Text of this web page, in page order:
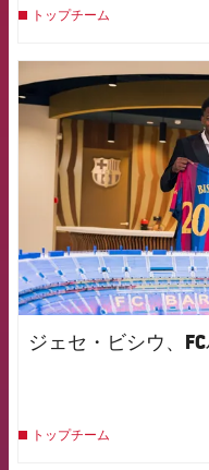
トップチーム
ジェセ・ビシウ、
トップチーム